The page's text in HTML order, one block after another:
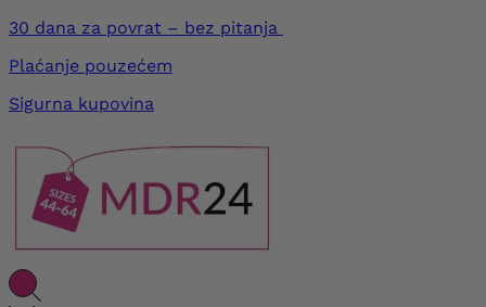
30 dana za povrat – bez pitanja
Plaćanje pouzećem
Sigurna kupovina